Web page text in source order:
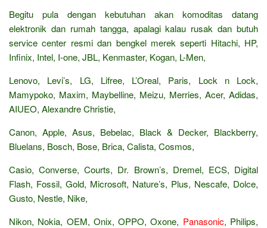
Begitu pula dengan kebutuhan akan komoditas datang
elektronik dan rumah tangga, apalagi kalau rusak dan butuh
service center resmi dan bengkel merek seperti Hitachi, HP,
Infinix, Intel, I-one, JBL, Kenmaster, Kogan, L-Men,
Lenovo, Levi’s, LG, Lifree, L’Oreal, Paris, Lock n Lock,
Mamypoko, Maxim, Maybelline, Meizu, Merries, Acer, Adidas,
AIUEO, Alexandre Christie,
Canon, Apple, Asus, Bebelac, Black & Decker, Blackberry,
Bluelans, Bosch, Bose, Brica, Calista, Cosmos,
Casio, Converse, Courts, Dr. Brown’s, Dremel, ECS, Digital
Flash, Fossil, Gold, Microsoft, Nature’s, Plus, Nescafe, Dolce,
Gusto, Nestle, Nike,
Nikon, Nokia, OEM, Onix, OPPO, Oxone, Panasonic, Philips,